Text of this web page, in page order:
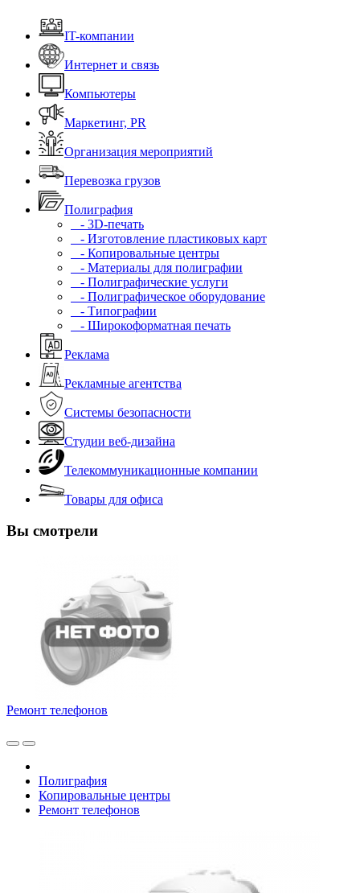
IT-компании
Интернет и связь
Компьютеры
Маркетинг, PR
Организация мероприятий
Перевозка грузов
Полиграфия
- 3D-печать
- Изготовление пластиковых карт
- Копировальные центры
- Материалы для полиграфии
- Полиграфические услуги
- Полиграфическое оборудование
- Типографии
- Широкоформатная печать
Реклама
Рекламные агентства
Системы безопасности
Студии веб-дизайна
Телекоммуникационные компании
Товары для офиса
Вы смотрели
Ремонт телефонов
Полиграфия
Копировальные центры
Ремонт телефонов